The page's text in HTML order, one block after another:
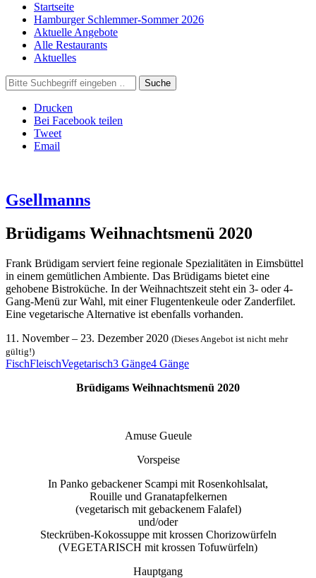
Startseite
Hamburger Schlemmer-Sommer 2026
Aktuelle Angebote
Alle Restaurants
Aktuelles
Suche
Drucken
Bei Facebook teilen
Tweet
Email
Gsellmanns
Brüdigams Weihnachtsmenü 2020
Frank Brüdigam serviert feine regionale Spezialitäten in Eimsbüttel
in einem gemütlichen Ambiente. Das Brüdigams bietet eine
gehobene Bistroküche. In der Weihnachtszeit steht ein 3- oder 4-
Gang-Menü zur Wahl, mit einer Flugentenkeule oder Zanderfilet.
Eine vegetarische Alternative ist ebenfalls vorhanden.
11. November– 23. Dezember 2020 (Dieses Angebot ist nicht mehr
gültig!)
FischFleischVegetarisch3 Gänge4 Gänge
Brüdigams Weihnachtsmenü 2020
Amuse Gueule
Vorspeise
In Panko gebackener Scampi mit Rosenkohlsalat,
Rouille und Granatapfelkernen
(vegetarisch mit gebackenem Falafel)
und/oder
Steckrüben-Kokossuppe mit krossen Chorizowürfeln
(VEGETARISCH mit krossen Tofuwürfeln)
Hauptgang